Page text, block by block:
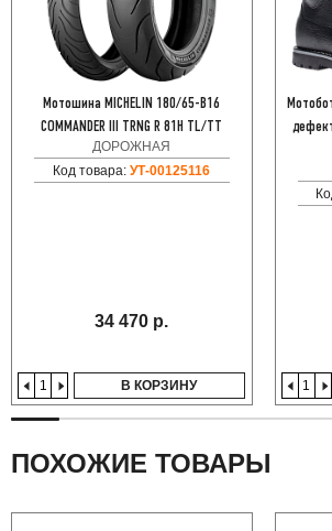
Мотошина MICHELIN 180/65-B16
COMMANDER III TRNG R 81H TL/TT
ДОРОЖНАЯ
Код товара:УТ-00125116
34 470 р.
В КОРЗИНУ
ПОХОЖИЕ ТОВАРЫ